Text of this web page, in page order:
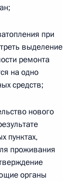
при
выделение
ремонта
на одно
средств;
нового
пунктах,
проживания
органы